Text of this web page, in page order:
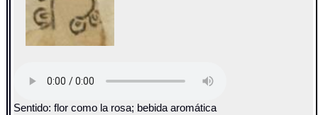
Sentido: flor como la rosa; bebida aromática